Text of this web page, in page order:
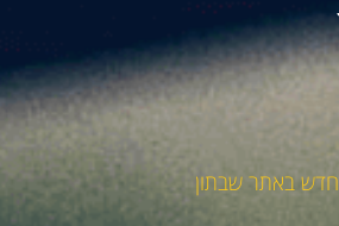
חדש באתר שבתון